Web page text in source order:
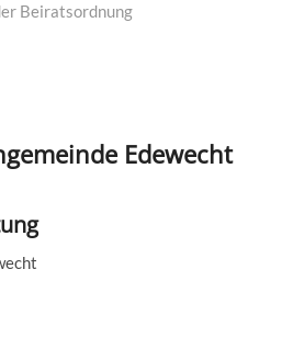
Beiratsordnung
Edewecht